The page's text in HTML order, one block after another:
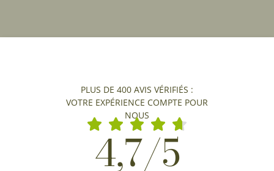
PLUS DE 400 AVIS VÉRIFIÉS :
VOTRE EXPÉRIENCE COMPTE POUR
NOUS
4,7/5